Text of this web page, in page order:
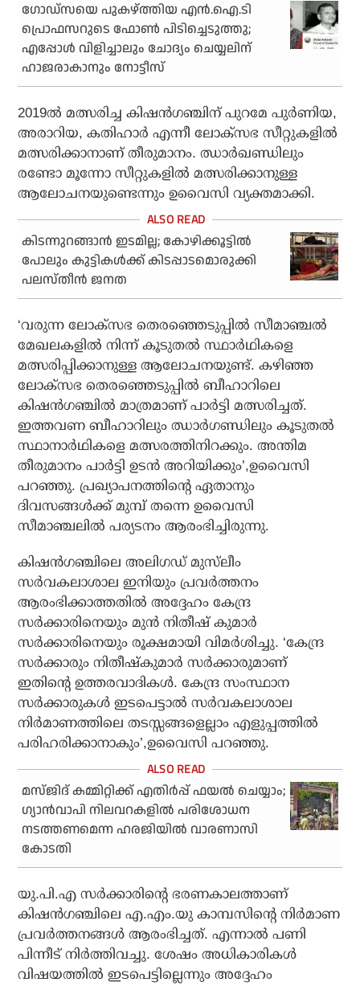
ഗോഡ്‌സയെ പുകഴ്ത്തിയ എന്‍.ഐ.ടി
പ്രൊഫസറുടെ ഫോണ്‍ പിടിച്ചെടുത്തു;
എപ്പോള്‍ വിളിച്ചാലും ചോദ്യം ചെയ്യലിന്
ഹാജരാകാനും നോട്ടീസ്
2019ൽ മത്സരിച്ച കിഷൻഗഞ്ചിന് പുറമേ പുർണിയ,
അരാറിയ, കതിഹാർ എന്നീ ലോക്‌സഭ സീറ്റുകളിൽ
മത്സരിക്കാനാണ് തീരുമാനം. ഝാർഖണ്ഡിലും
രണ്ടോ മൂന്നോ സീറ്റുകളിൽ മത്സരിക്കാനുള്ള
ആലോചനയുണ്ടെന്നും ഉവൈസി വ്യക്തമാക്കി.
കിടന്നുറങ്ങാന്‍ ഇടമില്ല; കോഴിക്കൂട്ടില്‍
പോലും കുട്ടികള്‍ക്ക് കിടപ്പാടമൊരുക്കി
പലസ്തീന്‍ ജനത
‘വരുന്ന ലോക്‌സഭ തെരഞ്ഞെടുപ്പിൽ സീമാഞ്ചൽ
മേഖലകളിൽ നിന്ന് കൂടുതൽ സ്ഥാർഥികളെ
മത്സരിപ്പിക്കാനുള്ള ആലോചനയുണ്ട്. കഴിഞ്ഞ
ലോക്‌സഭ തെരഞ്ഞെടുപ്പിൽ ബീഹാറിലെ
കിഷൻഗഞ്ചിൽ മാത്രമാണ് പാർട്ടി മത്സരിച്ചത്.
ഇത്തവണ ബീഹാറിലും ഝാർഗണ്ഡിലും കൂടുതൽ
സ്ഥാനാർഥികളെ മത്സരത്തിനിറക്കും. അന്തിമ
തീരുമാനം പാർട്ടി ഉടൻ അറിയിക്കും’,ഉവൈസി
പറഞ്ഞു. പ്രഖ്യാപനത്തിന്റെ ഏതാനും
ദിവസങ്ങൾക്ക് മുമ്പ് തന്നെ ഉവൈസി
സീമാഞ്ചലിൽ പര്യടനം ആരംഭിച്ചിരുന്നു.
കിഷൻഗഞ്ചിലെ അലിഗഡ് മുസ്‌ലീം
സർവകലാശാല ഇനിയും പ്രവർത്തനം
ആരംഭിക്കാത്തതിൽ അദ്ദേഹം കേന്ദ്ര
സർക്കാരിനെയും മുൻ നിതീഷ് കുമാർ
സർക്കാരിനെയും രൂക്ഷമായി വിമർശിച്ചു. ‘കേന്ദ്ര
സർക്കാരും നിതീഷ്‌കുമാർ സർക്കാരുമാണ്
ഇതിന്റെ ഉത്തരവാദികൾ. കേന്ദ്ര സംസ്ഥാന
സർക്കാരുകൾ ഇടപെട്ടാൽ സർവകലാശാല
നിർമാണത്തിലെ തടസ്സങ്ങളെല്ലാം എളുപ്പത്തിൽ
പരിഹരിക്കാനാകും’,ഉവൈസി പറഞ്ഞു.
മസ്ജിദ് കമ്മിറ്റിക്ക് എതിര്‍പ്പ് ഫയല്‍ ചെയ്യാം;
ഗ്യാന്‍വാപി നിലവറകളില്‍ പരിശോധന
നടത്തണമെന്ന ഹരജിയില്‍ വാരണാസി
കോടതി
യു.പി.എ സർക്കാരിന്റെ ഭരണകാലത്താണ്
കിഷൻഗഞ്ചിലെ എ.എം.യു കാമ്പസിന്റെ നിർമാണ
പ്രവർത്തനങ്ങൾ ആരംഭിച്ചത്. എന്നാൽ പണി
പിന്നീട് നിർത്തിവച്ചു. ശേഷം അധികാരികൾ
വിഷയത്തിൽ ഇടപെട്ടില്ലെന്നും അദ്ദേഹം